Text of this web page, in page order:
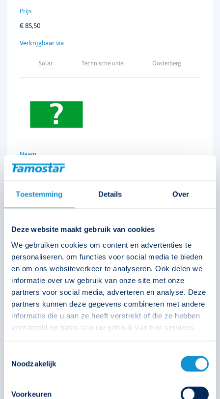
Toestemming Details Over
Deze website maakt gebruik van cookies
We gebruiken cookies om content en advertenties te
personaliseren, om functies voor social media te bieden
en om ons websiteverkeer te analyseren. Ook delen we
informatie over uw gebruik van onze site met onze
partners voor social media, adverteren en analyse. Deze
partners kunnen deze gegevens combineren met andere
informatie die u aan ze heeft verstrekt of die ze hebben
verzameld op basis van uw gebruik van hun services.
Noodzakelijk
Voorkeuren
€85,50
Solar Technische unie Oosterberg
Picto HiVision Special
€132,05
Solar
Bijbehorende accu's